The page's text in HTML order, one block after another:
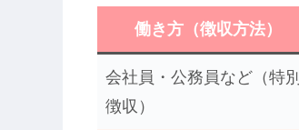
働き方（徴収方法）
会社員・公務員など（特別
徴収）